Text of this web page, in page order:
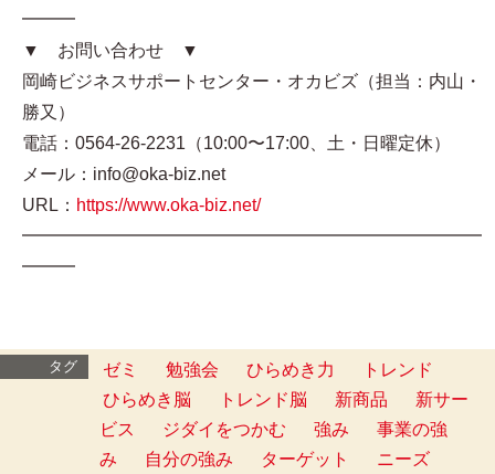
━━━
▼ お問い合わせ ▼
岡崎ビジネスサポートセンター・オカビズ（担当：内山・
勝又）
電話：0564-26-2231（10:00〜17:00、土・日曜定休）
メール：info@oka-biz.net
URL： https://www.oka-biz.net/
━━━━━━━━━━━━━━━━━━━━━━━━━━
━━━
タグ ゼミ 勉強会 ひらめき力
トレンド
ひらめき脳
トレンド脳 新商品
新サー
ビス
ジダイをつかむ 強み
事業の強
み
自分の強み ターゲット ニーズ